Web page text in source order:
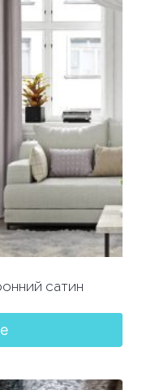
сатин